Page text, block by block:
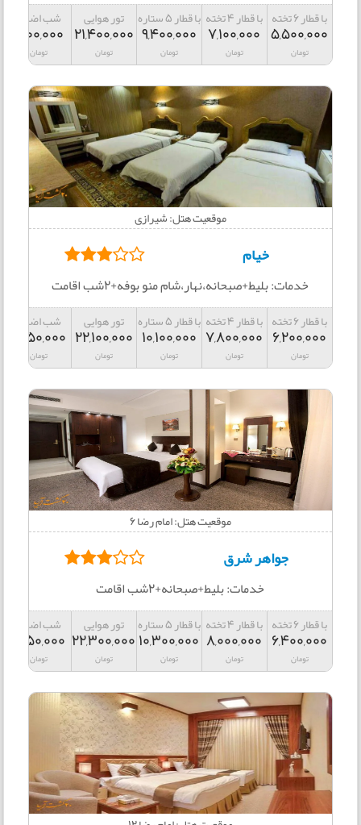
با قطار 6 تخته
5,500,000
تومان
با قطار 4 تخته
7,100,000
تومان
با قطار 5 ستاره
9,400,000
تومان
تور هوایی
21,400,000
تومان
شب اضافه
1,000,000
تومان
موقعیت هتل: شیرازی
خیام
خدمات: بلیط+صبحانه،نهار،شام منو بوفه+2شب اقامت
با قطار 6 تخته
6,200,000
تومان
با قطار 4 تخته
7,800,000
تومان
با قطار 5 ستاره
10,100,000
تومان
تور هوایی
22,100,000
تومان
شب اضافه
1,350,000
تومان
موقعیت هتل: امام رضا 6
جواهر شرق
خدمات: بلیط+صبحانه+2شب اقامت
با قطار 6 تخته
6,400,000
تومان
با قطار 4 تخته
8,000,000
تومان
با قطار 5 ستاره
10,300,000
تومان
تور هوایی
22,300,000
تومان
شب اضافه
1,450,000
تومان